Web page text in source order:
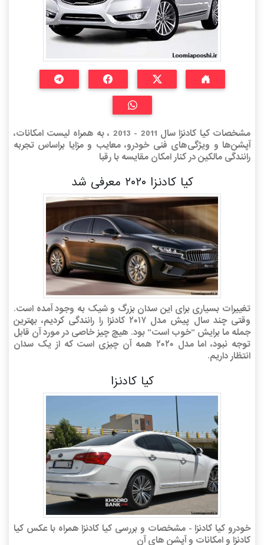
مشخصات کیا کادنزا سال 2011 - 2013 ، به همراه لیست امکانات،
آپشن‌ها و ویژگی‌های فنی خودرو، معایب و مزایا براساس تجربه
رانندگی مالکین در کنار امکان مقایسه با رقبا
کیا کادنزا ۲۰۲۰ معرفی شد
تغییرات بسیاری برای این سدان بزرگ و شیک به وجود آمده است.
وقتی چند سال پیش مدل ۲۰۱۷ کادنزا را رانندگی کردیم، بهترین
جمله ما برایش "خوب است" بود. هیچ چیز خاصی در مورد آن قابل
توجه نبود، اما مدل ۲۰۲۰ همه آن چیزی است که از یک سدان
انتظار داریم.
کیا کادنزا
خودرو کیا کادنزا - مشخصات و بررسی کیا کادنزا همراه با عکس کیا
کادنزا و امکانات و آپشن های آن